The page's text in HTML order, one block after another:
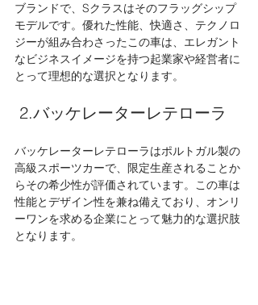
ブランドで、Sクラスはそのフラッグシップ
モデルです。優れた性能、快適さ、テクノロ
ジーが組み合わさったこの車は、エレガント
なビジネスイメージを持つ起業家や経営者に
とって理想的な選択となります。
2.バッケレーターレテローラ
バッケレーターレテローラはポルトガル製の
高級スポーツカーで、限定生産されることか
らその希少性が評価されています。この車は
性能とデザイン性を兼ね備えており、オンリ
ーワンを求める企業にとって魅力的な選択肢
となります。